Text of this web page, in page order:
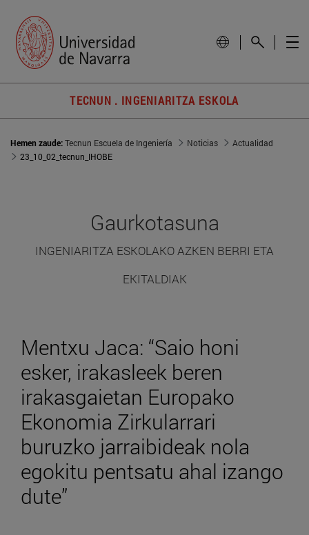
TECNUN . INGENIARITZA ESKOLA
Hemen zaude:Tecnun Escuela de Ingeniería Noticias
Actualidad
23_10_02_tecnun_IHOBE
Gaurkotasuna
INGENIARITZA ESKOLAKO AZKEN BERRI ETA
EKITALDIAK
Mentxu Jaca: “Saio honi
esker, irakasleek beren
irakasgaietan Europako
Ekonomia Zirkularrari
buruzko jarraibideak nola
egokitu pentsatu ahal izango
dute”